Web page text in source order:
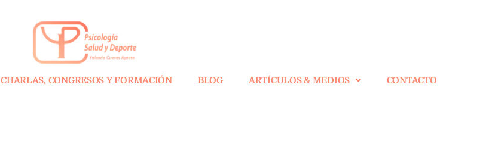
CHARLAS, CONGRESOS Y FORMACIÓN BLOG ARTÍCULOS & MEDIOS CONTACTO